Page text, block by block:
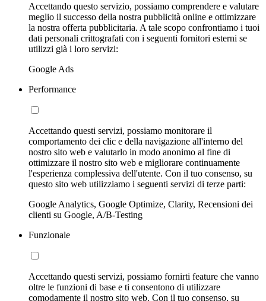
Accettando questo servizio, possiamo comprendere e valutare
meglio il successo della nostra pubblicità online e ottimizzare
la nostra offerta pubblicitaria. A tale scopo confrontiamo i tuoi
dati personali crittografati con i seguenti fornitori esterni se
utilizzi già i loro servizi:
Google Ads
Performance
Accettando questi servizi, possiamo monitorare il
comportamento dei clic e della navigazione all'interno del
nostro sito web e valutarlo in modo anonimo al fine di
ottimizzare il nostro sito web e migliorare continuamente
l'esperienza complessiva dell'utente. Con il tuo consenso, su
questo sito web utilizziamo i seguenti servizi di terze parti:
Google Analytics, Google Optimize, Clarity, Recensioni dei
clienti su Google, A/B-Testing
Funzionale
Accettando questi servizi, possiamo fornirti feature che vanno
oltre le funzioni di base e ti consentono di utilizzare
comodamente il nostro sito web. Con il tuo consenso, su